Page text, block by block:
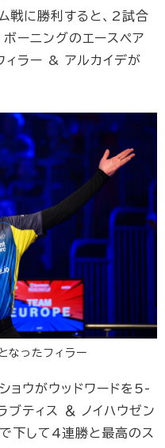
戦に勝利すると、2試合
ーニングのエースペア
ィラー & アルカイデが
なったフィラー
ョウがウッドワードを5-
ブティス ＆ ノイハウゼン
下して4連勝と最高のス